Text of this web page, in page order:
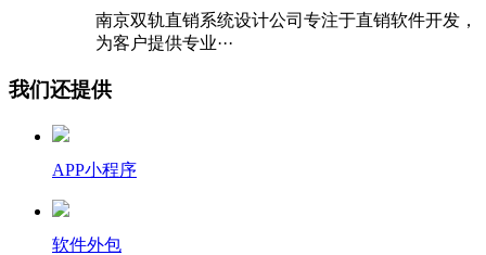
南京双轨直销系统设计公司专注于直销软件开发，
为客户提供专业···
我们还提供
APP小程序
软件外包